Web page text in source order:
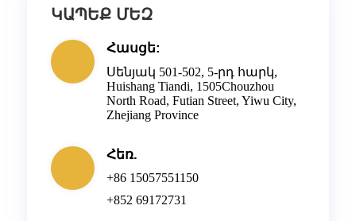
ԿԱՊԵՔ ՄԵԶ
Հասցե:
Սենյակ 501-502, 5-րդ հարկ,
Huishang Tiandi, 1505Chouzhou
North Road, Futian Street, Yiwu City,
Zhejiang Province
Հեռ.
+86 15057551150
+852 69172731